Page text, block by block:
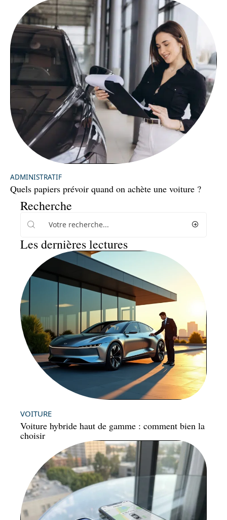
ADMINISTRATIF
Quels papiers prévoir quand on achète une voiture ?
Recherche
Les dernières lectures
VOITURE
Voiture hybride haut de gamme : comment bien la
choisir